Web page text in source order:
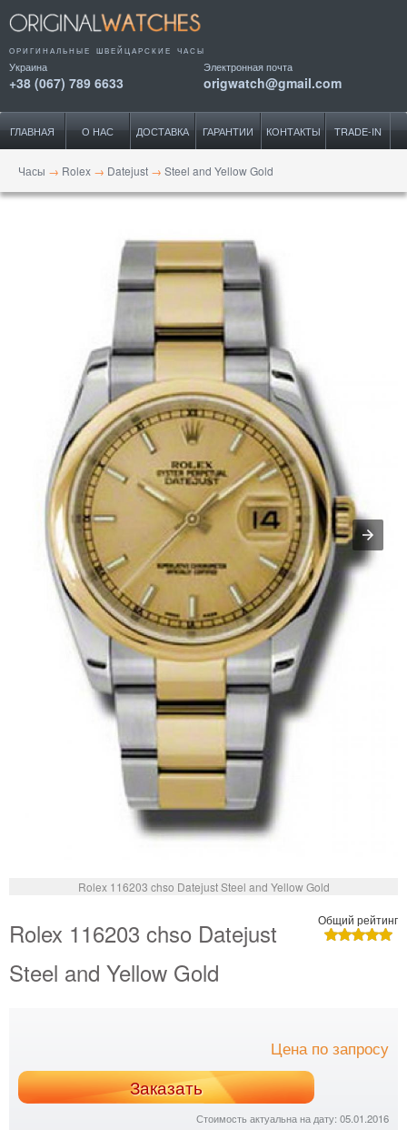
ОРИГИНАЛЬНЫЕ ШВЕЙЦАРСКИЕ ЧАСЫ
Украина
+38 (067) 789 6633
Электронная почта
origwatch@gmail.com
ГЛАВНАЯ О НАС ДОСТАВКА ГАРАНТИИ КОНТАКТЫ TRADE-IN
Часы → Rolex → Datejust → Steel and Yellow Gold
Rolex 116203 chso Datejust Steel and Yellow Gold
Общий рейтинг
Rolex 116203 chso Datejust
Steel and Yellow Gold
Цена по запросу
Заказать
Стоимость актуальна на дату: 05.01.2016